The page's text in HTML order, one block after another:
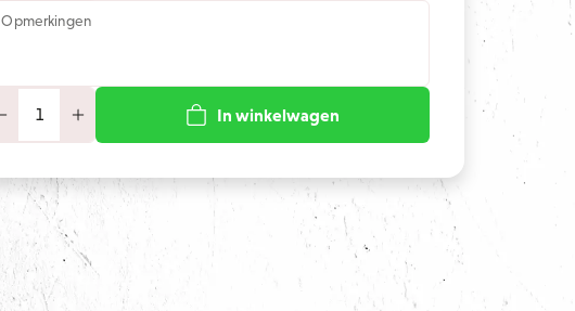
Opmerkingen
In winkelwagen